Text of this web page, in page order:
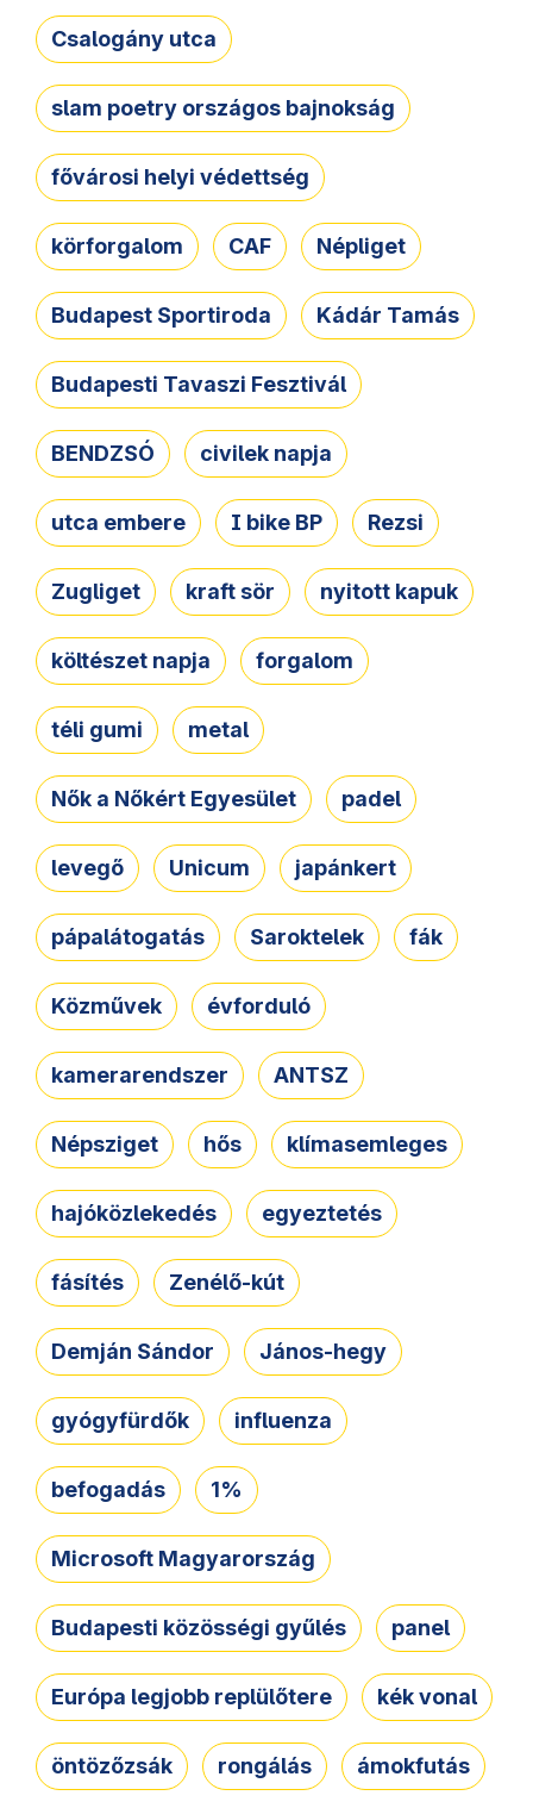
Csalogány utca
slam poetry országos bajnokság
fővárosi helyi védettség
körforgalom CAF Népliget
Budapest Sportiroda Kádár Tamás
Budapesti Tavaszi Fesztivál
BENDZSÓ civilek napja
utca embere I bike BP Rezsi
Zugliget kraft sör nyitott kapuk
költészet napja forgalom
téli gumi metal
Nők a Nőkért Egyesület padel
levegő Unicum japánkert
pápalátogatás Saroktelek fák
Közművek évforduló
kamerarendszer ANTSZ
Népsziget hős klímasemleges
hajóközlekedés egyeztetés
fásítés Zenélő-kút
Demján Sándor János-hegy
gyógyfürdők influenza
befogadás 1%
Microsoft Magyarország
Budapesti közösségi gyűlés panel
Európa legjobb replülőtere kék vonal
öntözőzsák rongálás ámokfutás